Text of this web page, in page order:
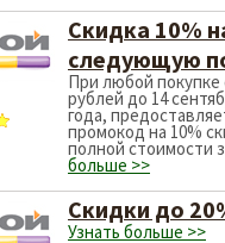
Скидка 10%
следующую
При любой покупке
рублей до 14
года,
промокод на 10%
полной стоимости
больше >>
Скидки до
Узнать больше >>